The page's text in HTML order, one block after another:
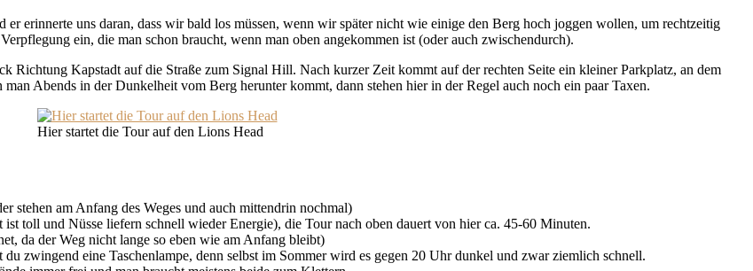
erinnerte uns daran, dass wir bald los müssen, wenn wir später nicht wie einige den Berg hoch joggen wollen, um rechtzeitig
ein, die man schon braucht, wenn man oben angekommen ist (oder auch zwischendurch).
Richtung Kapstadt auf die Straße zum Signal Hill. Nach kurzer Zeit kommt auf der rechten Seite ein kleiner Parkplatz, an dem
Abends in der Dunkelheit vom Berg herunter kommt, dann stehen hier in der Regel auch noch ein paar Taxen.
Hier startet die Tour auf den Lions Head
stehen am Anfang des Weges und auch mittendrin nochmal)
toll und Nüsse liefern schnell wieder Energie), die Tour nach oben dauert von hier ca. 45-60 Minuten.
da der Weg nicht lange so eben wie am Anfang bleibt)
zwingend eine Taschenlampe, denn selbst im Sommer wird es gegen 20 Uhr dunkel und zwar ziemlich schnell.